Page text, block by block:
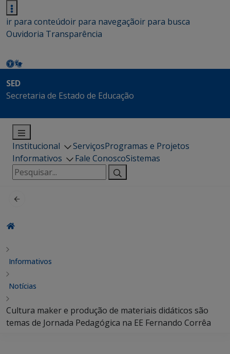
ir para conteúdoir para navegaçãoir para busca
Ouvidoria Transparência
SED
Secretaria de Estado de Educação
Institucional ServiçosProgramas e Projetos
Informativos
Fale ConoscoSistemas
Pesquisar
por:
Informativos
Notícias
Cultura maker e produção de materiais didáticos são
temas de Jornada Pedagógica na EE Fernando Corrêa